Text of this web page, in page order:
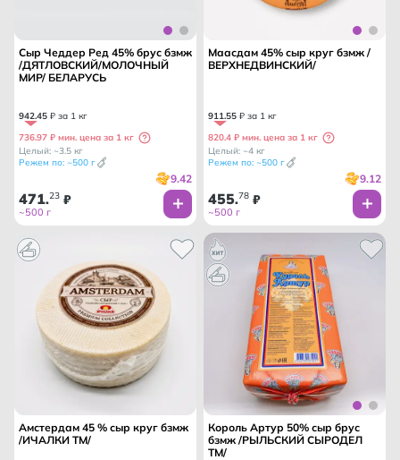
Сыр Чеддер Ред 45% брус бзмж
/ДЯТЛОВСКИЙ/МОЛОЧНЫЙ
МИР/ БЕЛАРУСЬ
942.45 ₽ за 1 кг
736.97 ₽ мин. цена за 1 кг
Целый: ~3.5 кг
Режем по: ~500 г
9.42
471.23 ₽
~500 г
Маасдам 45% сыр круг бзмж /
ВЕРХНЕДВИНСКИЙ/
911.55 ₽ за 1 кг
820.4 ₽ мин. цена за 1 кг
Целый: ~4 кг
Режем по: ~500 г
9.12
455.78 ₽
~500 г
Амстердам 45 % сыр круг бзмж
/ИЧАЛКИ ТМ/
Король Артур 50% сыр брус
бзмж /РЫЛЬСКИЙ СЫРОДЕЛ
ТМ/